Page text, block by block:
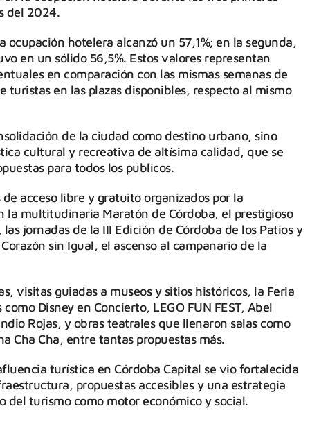
del 2024.
hotelera alcanzó un 57,1%; en la segunda,
en un sólido 56,5%. Estos valores representan
en comparación con las mismas semanas de
turistas en las plazas disponibles, respecto al mismo
de la ciudad como destino urbano, sino
cultural y recreativa de altísima calidad, que se
para todos los públicos.
acceso libre y gratuito organizados por la
la multitudinaria Maratón de Córdoba, el prestigioso
jornadas de la III Edición de Córdoba de los Patios y
sin Igual, el ascenso al campanario de la
visitas guiadas a museos y sitios históricos, la Feria
Disney en Concierto, LEGO FUN FEST, Abel
Rojas, y obras teatrales que llenaron salas como
Cha Cha, entre tantas propuestas más.
turística en Córdoba Capital se vio fortalecida
propuestas accesibles y una estrategia
turismo como motor económico y social.